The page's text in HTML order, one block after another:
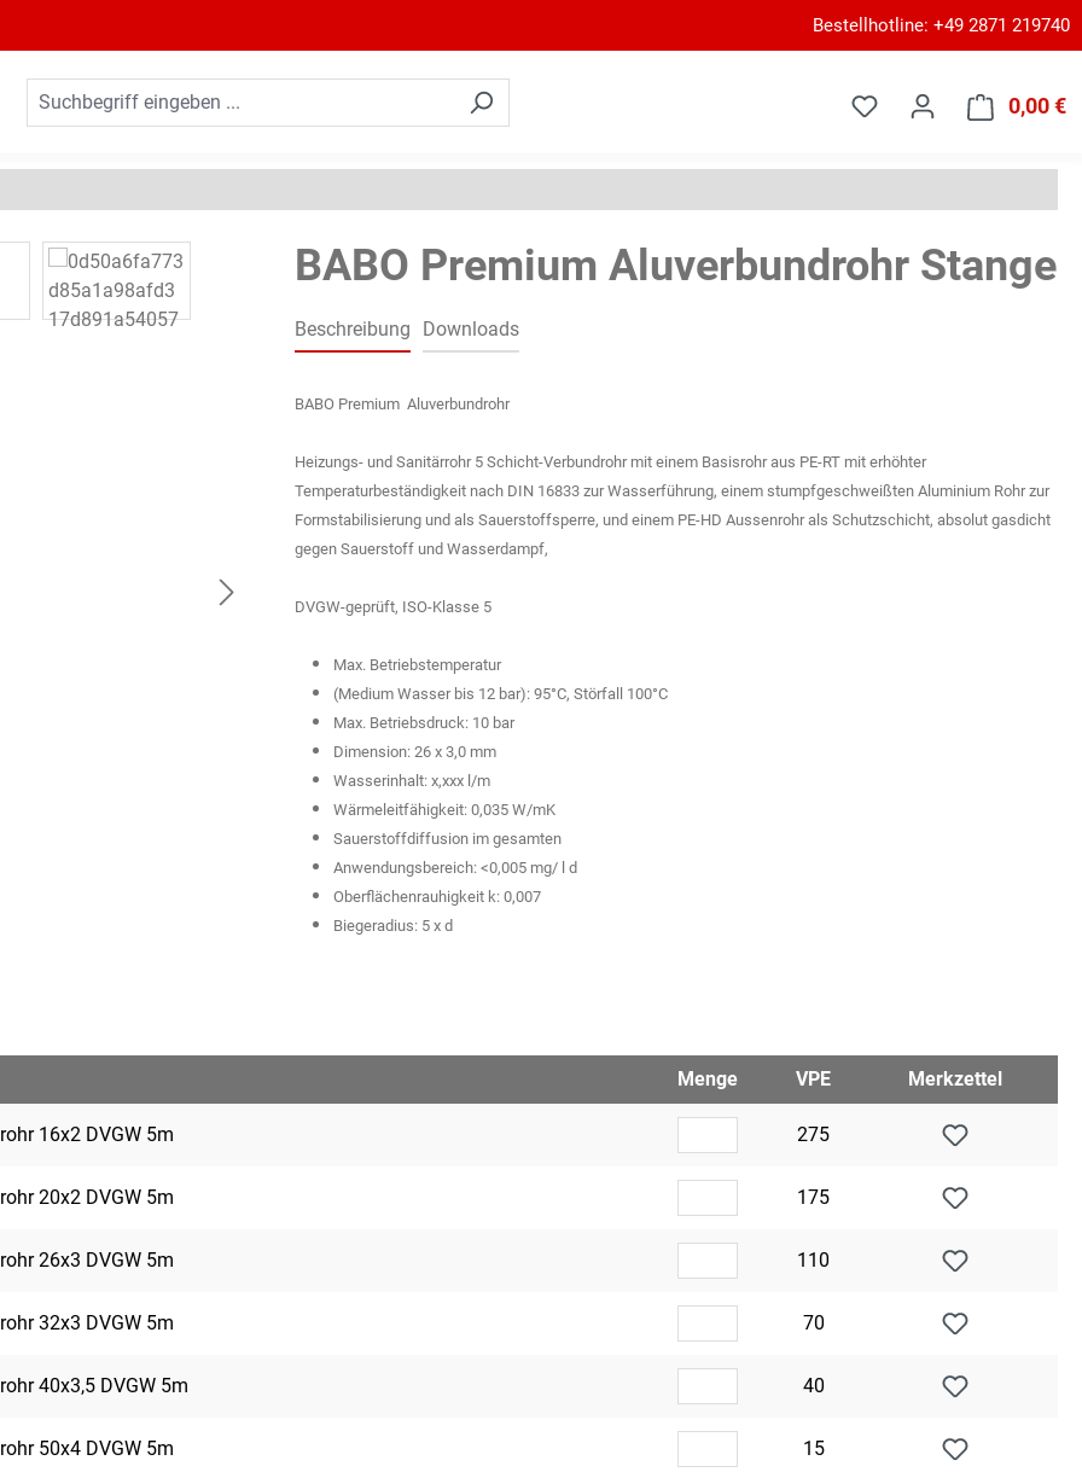
Bestellhotline: +49 2871 219740
0,00 €
BABO Premium Aluverbundrohr Stange
Beschreibung Downloads
BABO Premium Aluverbundrohr
Heizungs- und Sanitärrohr 5 Schicht-Verbundrohr mit einem Basisrohr aus PE-RT mit erhöhter
Temperaturbeständigkeit nach DIN 16833 zur Wasserführung, einem stumpfgeschweißten Aluminium Rohr zur
Formstabilisierung und als Sauerstoffsperre, und einem PE-HD Aussenrohr als Schutzschicht, absolut gasdicht
gegen Sauerstoff und Wasserdampf,
DVGW-geprüft, ISO-Klasse 5
Max. Betriebstemperatur
(Medium Wasser bis 12 bar): 95°C, Störfall 100°C
Max. Betriebsdruck: 10 bar
Dimension: 26 x 3,0 mm
Wasserinhalt: x,xxx l/m
Wärmeleitfähigkeit: 0,035 W/mK
Sauerstoffdiffusion im gesamten
Anwendungsbereich: <0,005 mg/ l d
Oberflächenrauhigkeit k: 0,007
Biegeradius: 5 x d
Menge VPE Merkzettel
16x2 DVGW 5m 275
20x2 DVGW 5m 175
26x3 DVGW 5m 110
32x3 DVGW 5m 70
40x3,5 DVGW 5m 40
50x4 DVGW 5m 15